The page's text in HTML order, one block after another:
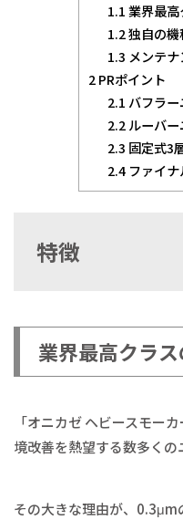
1.1業界最
1.2独自の機
1.3 メンテ
2PRポイント
2.1 バフラ
2.2ルーバー
2.3 固定式3
2.4ファイナ
特徴
業界最高クラ
「オニカゼ ヘビースモー
境改善を熱望する数多くの
その大きな理由が、